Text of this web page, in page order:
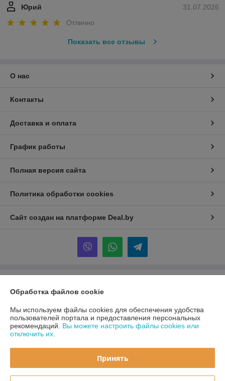
31.07.2026
Юрий
Отлично
Показать все отзывы
О нас
Контакты
Доставка и оплата
График работы
Полная версия сайта
Политика обработки cookies
Сайт создан на платформе Deal.by
ул. Сухаревская, ДОМ 16, пом. 16, 220019
Регистрационный номер ЕГР: 192849314
Регистрационный орган: Минский горисполком
Обработка файлов cookie
Мы используем файлы cookies для обеспечения удобства
пользователей портала и предоставления персональных
рекомендаций. Вы можете настроить файлы cookies или
отключить их.
Принять